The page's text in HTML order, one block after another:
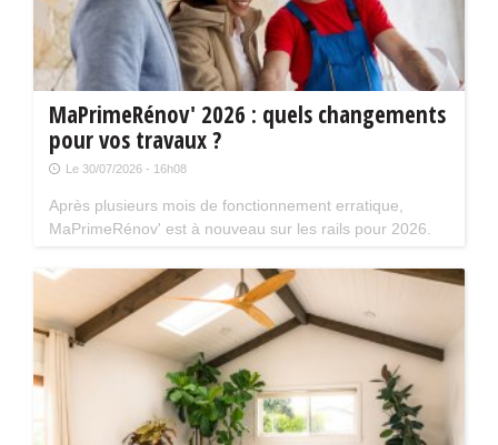
MaPrimeRénov' 2026 : quels changements
pour vos travaux ?
Le 30/07/2026 - 16h08
Après plusieurs mois de fonctionnement erratique,
MaPrimeRénov' est à nouveau sur les rails pour 2026.
limiter le nombre de chantiers éligibles. Tour d'horizon.